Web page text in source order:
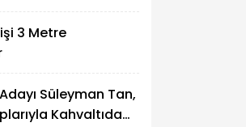
3 Metre
Süleyman Tan,
Kahvaltıda